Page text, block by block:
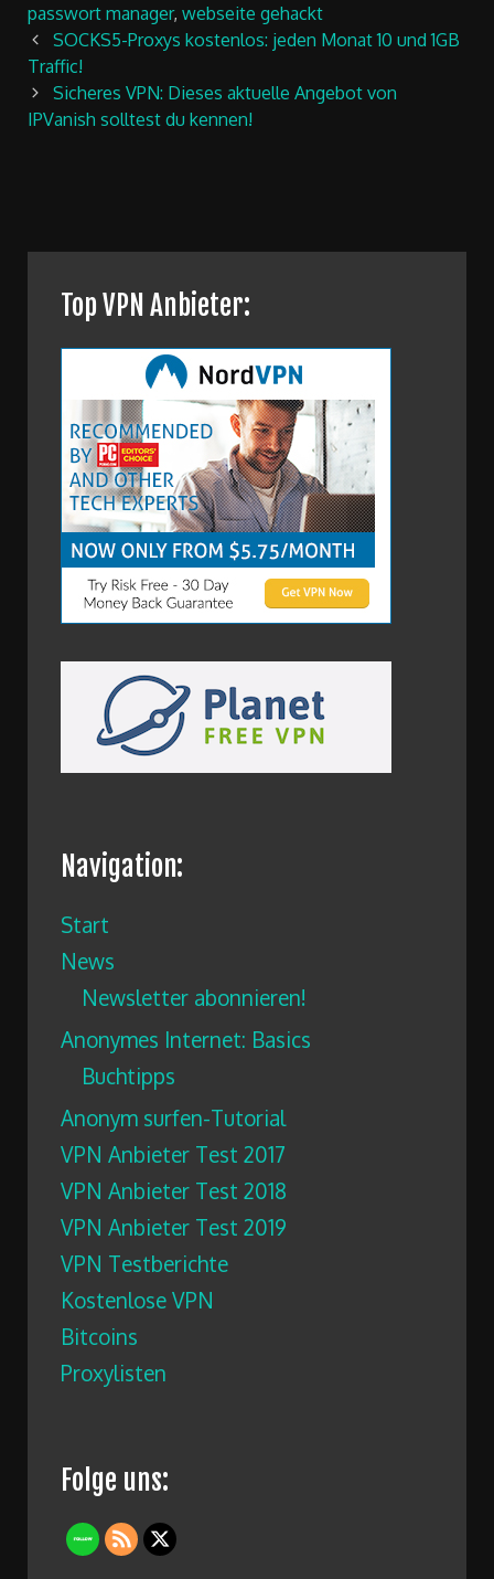
passwort manager, webseite gehackt
Post
navigation
SOCKS5-Proxys kostenlos: jeden Monat 10 und 1GB
Traffic!
Sicheres VPN: Dieses aktuelle Angebot von
IPVanish solltest du kennen!
Top VPN Anbieter:
Navigation:
Start
News
Newsletter abonnieren!
Anonymes Internet: Basics
Buchtipps
Anonym surfen-Tutorial
VPN Anbieter Test 2017
VPN Anbieter Test 2018
VPN Anbieter Test 2019
VPN Testberichte
Kostenlose VPN
Bitcoins
Proxylisten
Folge uns: